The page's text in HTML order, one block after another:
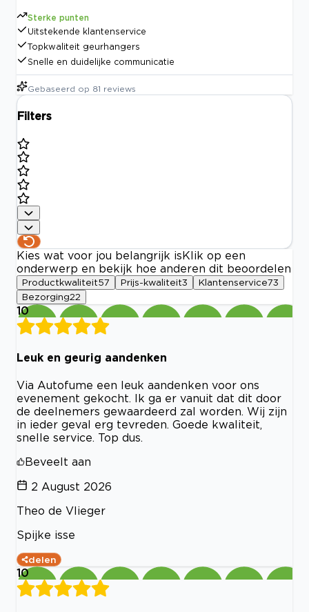
Sterke punten
Uitstekende klantenservice
Topkwaliteit geurhangers
Snelle en duidelijke communicatie
Gebaseerd op 81 reviews
Filters
Kies wat voor jou belangrijk is Klik op een
onderwerp en bekijk hoe anderen dit beoordelen
Productkwaliteit57 Prijs-kwaliteit3 Klantenservice73
Bezorging22
10
Leuk en geurig aandenken
Via Autofume een leuk aandenken voor ons
evenement gekocht. Ik ga er vanuit dat dit door
de deelnemers gewaardeerd zal worden. Wij zijn
in ieder geval erg tevreden. Goede kwaliteit,
snelle service. Top dus.
Beveelt aan
2 August 2026
Theo de Vlieger
Spijke isse
delen
10